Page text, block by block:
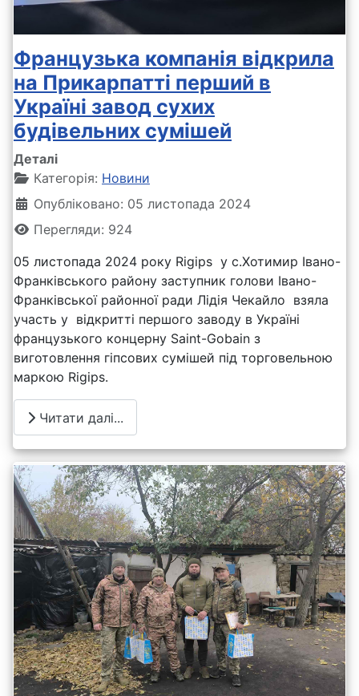
Французька компанія відкрила
на Прикарпатті перший в
Україні завод сухих
будівельних сумішей
Деталі
Категорія: Новини
Опубліковано: 05 листопада 2024
Перегляди: 924
05 листопада 2024 року Rigips у с.Хотимир Івано-
Франківського району заступник голови Івано-
Франківської районної ради Лідія Чекайло взяла
участь у відкритті першого заводу в Україні
французького концерну Saint-Gobain з
виготовлення гіпсових сумішей під торговельною
маркою Rigips.
Читати далі...